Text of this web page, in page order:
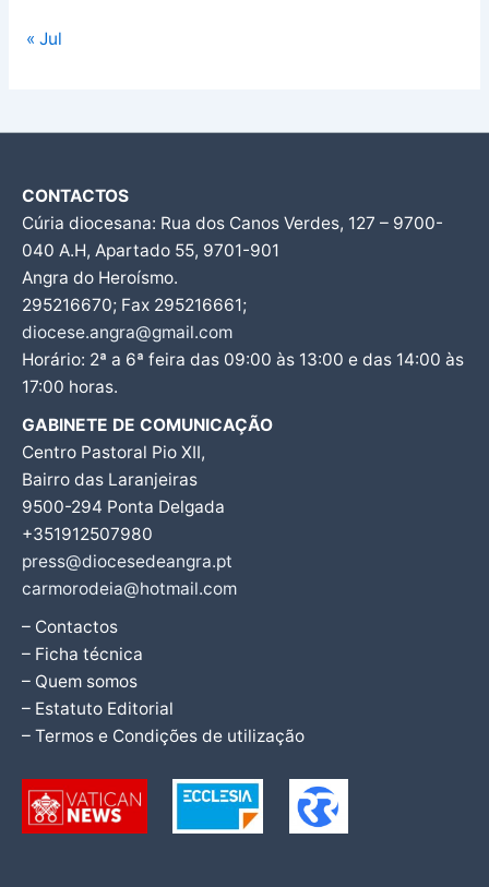
« Jul
CONTACTOS
Cúria diocesana: Rua dos Canos Verdes, 127 – 9700-
040 A.H, Apartado 55, 9701-901
Angra do Heroísmo.
295216670; Fax 295216661;
diocese.angra@gmail.com
Horário: 2ª a 6ª feira das 09:00 às 13:00 e das 14:00 às
17:00 horas.
GABINETE DE COMUNICAÇÃO
Centro Pastoral Pio XII,
Bairro das Laranjeiras
9500-294 Ponta Delgada
+351912507980
press@diocesedeangra.pt
carmorodeia@hotmail.com
– Contactos
– Ficha técnica
– Quem somos
– Estatuto Editorial
– Termos e Condições de utilização